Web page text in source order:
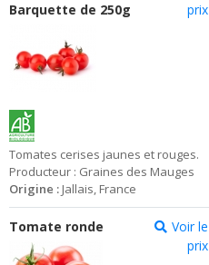
Barquette de 250g
prix
Tomates cerises jaunes et rouges.
Producteur : Graines des Mauges
Origine : Jallais, France
Tomate ronde
Voir le
prix